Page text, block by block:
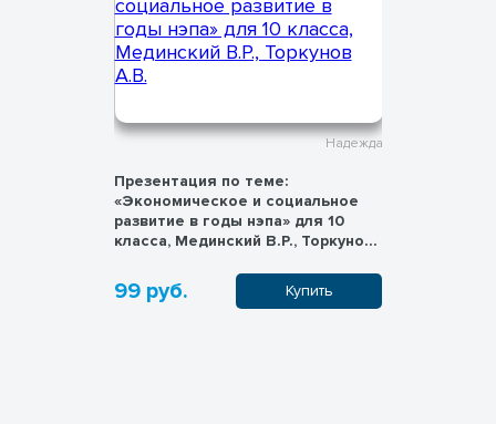
Надежда
Презентация по теме:
«Экономическое и социальное
развитие в годы нэпа» для 10
класса, Мединский В.Р., Торкунов
99 руб. Купить